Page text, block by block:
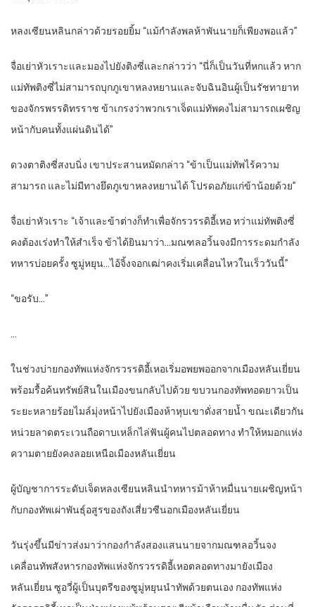
หลงเซียนหลินกล่าวด้วยรอยยิ้ม “แม้กำลังพลห้าพันนายก็เพียงพอแล้ว”
จื่อเย่าหัวเราะและมองไปยังติงซี่และกล่าวว่า “นี่ก็เป็นวันที่หกแล้ว หาก
แม่ทัพติงซี่ไม่สามารถบุกภูเขาหลงหยานและจับฉินอินผู้เป็นรัชทายาท
ของจักรพรรดิทรราช ข้าเกรงว่าพวกเราเจ็ดแม่ทัพคงไม่สามารถเผชิญ
หน้ากับคนทั้งแผ่นดินได้”
ดวงตาติงซี่สงบนิ่ง เขาประสานหมัดกล่าว “ข้าเป็นแม่ทัพไร้ความ
สามารถ และไม่มีทางยึดภูเขาหลงหยานได้ โปรดอภัยแก่ข้าน้อยด้วย”
จื่อเย่าหัวเราะ “เจ้าและข้าต่างก็ทำเพื่อจักรวรรดิอี้เหอ ทว่าแม่ทัพติงซี่
คงต้องเร่งทำให้สำเร็จ ข้าได้ยินมาว่า…มณฑลอวิ้นจงมีการระดมกำลัง
ทหารบ่อยครั้ง ซูมู่หยุน…ไอ้จิ้งจอกเฒ่าคงเริ่มเคลื่อนไหวในเร็ววันนี้”
“ขอรับ…”
…
ในช่วงบ่ายกองทัพแห่งจักรวรรดิอี้เหอเริ่มอพยพออกจากเมืองหลันเยี่ยน
พร้อมรื้อค้นทรัพย์สินในเมืองขนกลับไปด้วย ขบวนกองทัพทอดยาวเป็น
ระยะหลายร้อยไมล์มุ่งหน้าไปยังเมืองห้าหุบเขาดั่งสายน้ำ ขณะเดียวกัน
หน่วยลาดตระเวนถือดาบเหล็กไล่ฟันผู้คนไปตลอดทาง ทำให้หมอกแห่ง
ความตายยังคงลอยเหนือเมืองหลันเยี่ยน
ผู้บัญชาการระดับเจ็ดหลงเซียนหลินนำทหารม้าห้าหมื่นนายเผชิญหน้า
กับกองทัพเผ่าพันธุ์อสูรของถังเสี่ยวซีนอกเมืองหลันเยี่ยน
วันรุ่งขึ้นมีข่าวส่งมาว่ากองกำลังสองแสนนายจากมณฑลอวิ้นจง
เคลื่อนทัพสังหารกองทัพแห่งจักรวรรดิอี้เหอตลอดทางมายังเมือง
หลันเยี่ยน ซูอวี่ผู้เป็นบุตรีของซูมู่หยุนนำทัพด้วยตนเอง กองทัพแห่ง